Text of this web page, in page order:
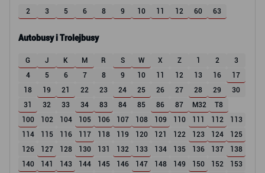
2 3 5 6 8 9 10 11 12 60 63
Autobusy i Trolejbusy
G J K M R S W X Z 1 2
3
4
5 6 7 8 9 10 11 12 13 16
17
18
19 21 22 23 24 25 26 27 28 29
30
31
32 33 34 83 84 85 86 87 M32
T8
100
102 104 105 106 107 108 109 110 111 112
113
114
115 116 117 118 119 120 121 122 123 124
125
126
127 128 130 131 132 133 134 135 136 137
138
140
141 143 144 145 146 147 148 149 150 152 153